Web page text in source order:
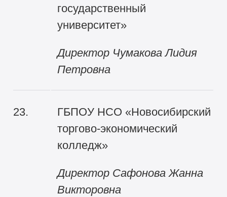
государственный
университет»
Директор Чумакова Лидия
Петровна
23.
ГБПОУ НСО «Новосибирский
торгово-экономический
колледж»
Директор Сафонова Жанна
Викторовна